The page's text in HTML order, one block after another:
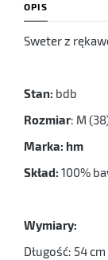
OPIS
Sweter z
Stan: bdb
Rozmiar: M
Marka: hm
Skład: 100%
Wymiary:
Długość: 54 cm